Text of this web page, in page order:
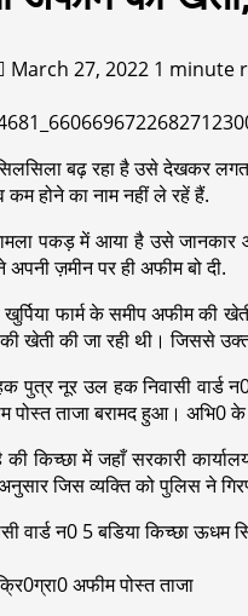
March 27, 2022 1 minute
बढ़ रहा है उसे देखकर
होने का नाम नहीं ले रहें हैं.
पकड़ में आया है उसे जानकार
ज़मीन पर ही अफीम बो दी.
फार्म के समीप अफीम की
खेती की जा रही थी। जिससे
नूर उल हक निवासी वार्ड
पोस्त ताजा बरामद हुआ। अभि0
में जहाँ सरकारी
जिस व्यक्ति को पुलिस ने
वार्ड न0 5 बडिया किच्छा ऊधम
अफीम पोस्त ताजा